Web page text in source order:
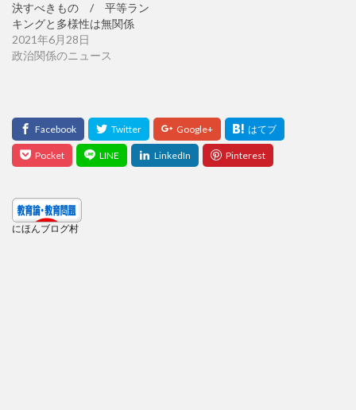
決すべきもの / 平等ラン
キングと多様性は無関係
2021年6月28日
政治関係のニュース
にほんブログ村